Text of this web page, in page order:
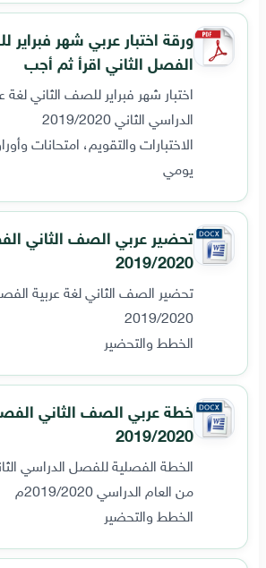
ورقة اختبار عربي شهر فبراير
الفصل الثاني اقرأ ثم أجب
اختبار شهر فبراير للصف الثاني
الدراسي الثاني 2019/2020
الاختبارات والتقويم، امتحانات
يومي
تحضير عربي الصف الثاني
2019/2020
تحضير الصف الثاني لغة عربية
2019/2020
الخطط والتحضير
خطة عربي الصف الثاني
2019/2020
الخطة الفصلية للفصل الدراسي
من العام الدراسي 2019/2020م
الخطط والتحضير